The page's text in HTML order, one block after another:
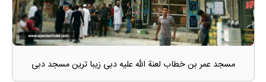
مسجد عمر بن خطاب لعنة الله عليه دبی زیبا ترین مسجد دبی